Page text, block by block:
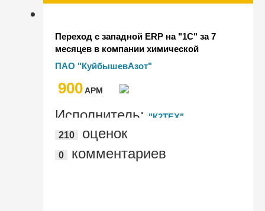
Переход с западной ERP на "1С" за 7
месяцев в компании химической
отрасли "КуйбышевАзот"
ПАО "КуйбышевАзот"
900AРМ
Исполнитель: "К2ТЕХ"
210
оценок
0 комментариев